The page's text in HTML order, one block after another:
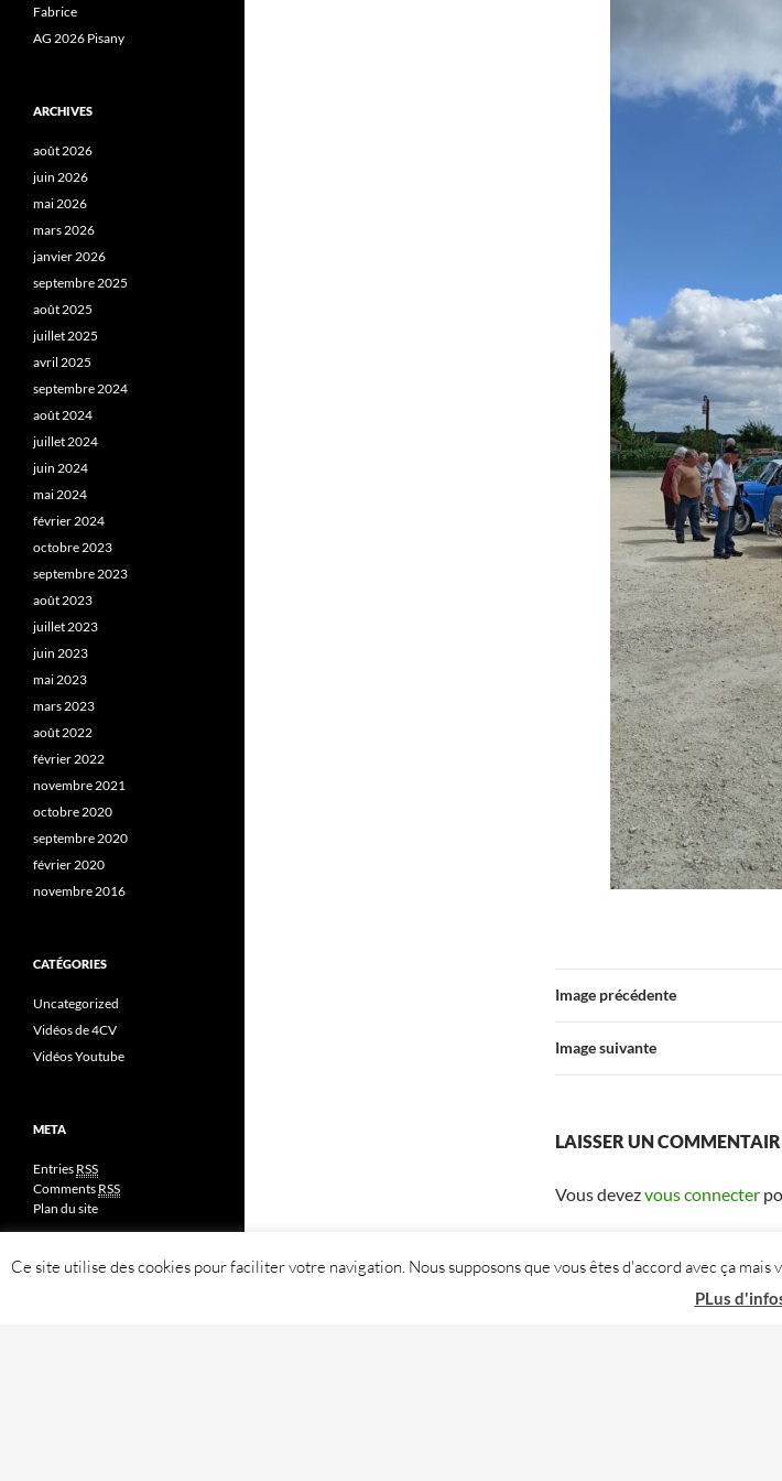
Image précédente
Image suivante
LAISSER UN
Vous devezvous connecter
Fabrice
AG 2026 Pisany
ARCHIVES
août 2026
juin 2026
mai 2026
mars 2026
janvier 2026
septembre 2025
août 2025
juillet 2025
avril 2025
septembre 2024
août 2024
juillet 2024
juin 2024
mai 2024
février 2024
octobre 2023
septembre 2023
août 2023
juillet 2023
juin 2023
mai 2023
mars 2023
août 2022
février 2022
novembre 2021
octobre 2020
septembre 2020
février 2020
novembre 2016
CATÉGORIES
Uncategorized
Vidéos de 4CV
Vidéos Youtube
META
Entries RSS
Comments RSS
Plan du site
Ce site utilise des cookies pour faciliter votre navigation. Nous supposons que vous êtes d'accord avec ça
PLus